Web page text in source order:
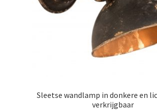
Sleetse wandlamp in donkere en
verkrijgbaar